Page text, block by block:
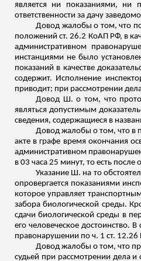
является ни показаниями, ни
ответственности за дачу
Довод жалобы о том, что
положений ст. 26.2 КоАП РФ, в
административном
инстанциями не было
показаний в качестве
содержит. Исполнение
приводит; при рассмотрении
Довод Ш. о том, что
являться допустимым
сведения, содержащиеся в
Довод жалобы о том, что в
акте в графе время окончания
административном
в 03 часа 25 минут, то есть
Указание Ш. на то
опровергается показаниями
которое управляет
забора биологической среды.
сдачи биологической среды в
его человеческое
правонарушении по ч. 1 ст.
Довод жалобы о том, что
судьей при рассмотрении дела